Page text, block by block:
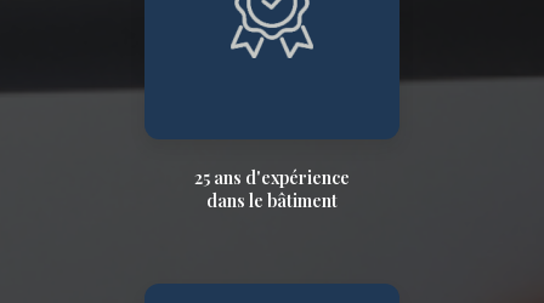
25 ans d'expérience
dans le bâtiment